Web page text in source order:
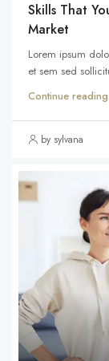
Skills That
Market
Lorem ipsum
et sem sed
Continue reading
by sylvana